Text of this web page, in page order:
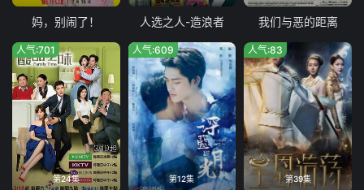
妈，别闹了！ 人选之人-造浪者 我们与恶的距离
第24集
人气:701
第12集
人气:609
第39集
人气:83